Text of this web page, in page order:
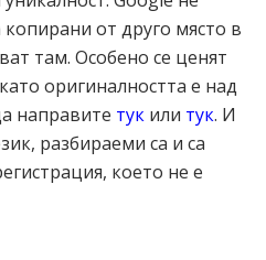
от друго място в
там. Особено се ценят
оригиналността е над
направите тукили тук. И
разбираеми са и са
което не е